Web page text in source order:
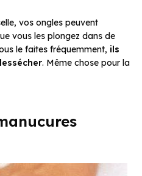
vos ongles peuvent
vous les plongez dans de
le faites fréquemment, ils
. Même chose pour la